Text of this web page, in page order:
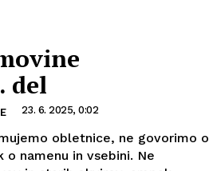
del
23. 6. 2025, 0:02
obletnice, ne govorimo o
namenu in vsebini. Ne